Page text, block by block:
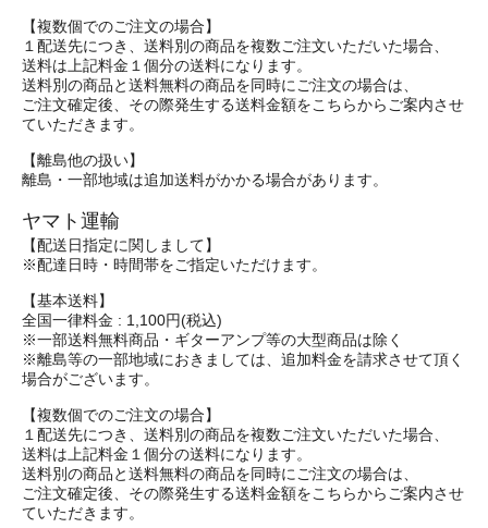
【複数個でのご注文の場合】
１配送先につき、送料別の商品を複数ご注文いただいた場合、
送料は上記料金１個分の送料になります。
送料別の商品と送料無料の商品を同時にご注文の場合は、
ご注文確定後、その際発生する送料金額をこちらからご案内させ
ていただきます。
【離島他の扱い】
離島・一部地域は追加送料がかかる場合があります。
ヤマト運輸
【配送日指定に関しまして】
※配達日時・時間帯をご指定いただけます。
【基本送料】
全国一律料金 : 1,100円(税込)
※一部送料無料商品・ギターアンプ等の大型商品は除く
※離島等の一部地域におきましては、追加料金を請求させて頂く
場合がございます。
【複数個でのご注文の場合】
１配送先につき、送料別の商品を複数ご注文いただいた場合、
送料は上記料金１個分の送料になります。
送料別の商品と送料無料の商品を同時にご注文の場合は、
ご注文確定後、その際発生する送料金額をこちらからご案内させ
ていただきます。